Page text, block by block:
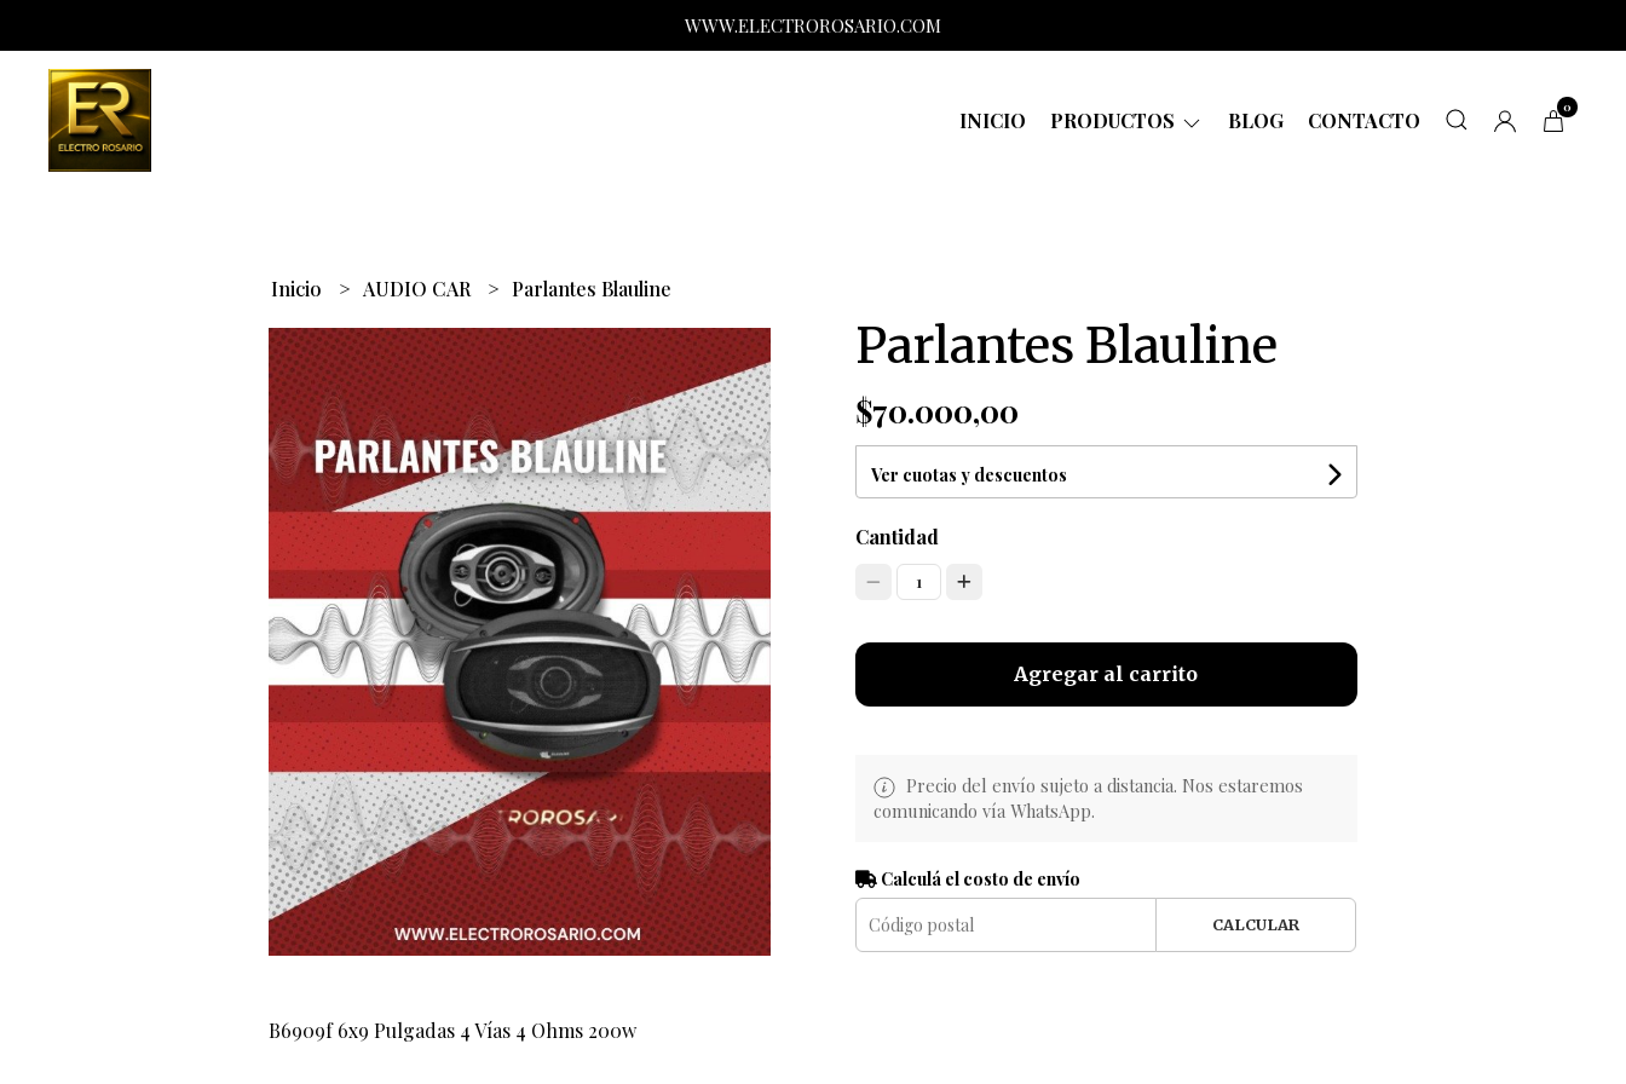
WWW.ELECTROROSARIO.COM
INICIO PRODUCTOS BLOG CONTACTO
0
Inicio AUDIO CAR Parlantes Blauline
B6909f 6x9 Pulgadas 4 Vías 4 Ohms 200w
Parlantes Blauline
$70.000,00
Ver cuotas y descuentos
Cantidad
1
Agregar al carrito
Precio del envío sujeto a distancia. Nos estaremos
comunicando vía WhatsApp.
Calculá el costo de envío
CALCULAR